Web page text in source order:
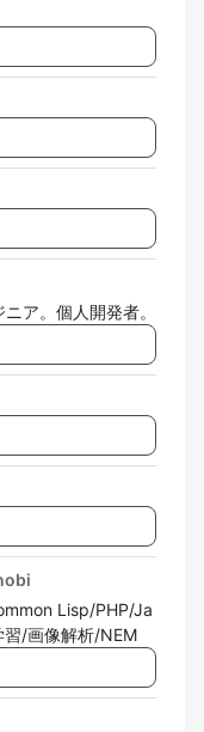
ア。個人開発者。
Lisp/PHP/Ja
/画像解析/NEM